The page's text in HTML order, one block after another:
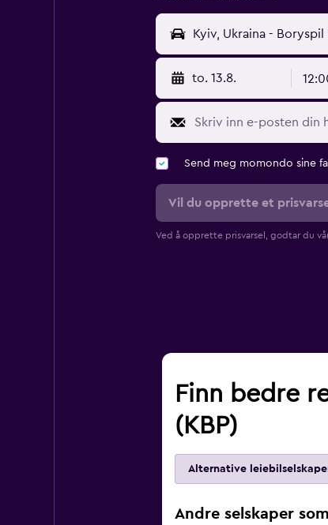
to. 13.8.
Send meg momondo sine
Vil du opprette et
Ved å opprette prisvarsel, godtar du
Finn bedre
(KBP)
Alternative
Andre selskaper